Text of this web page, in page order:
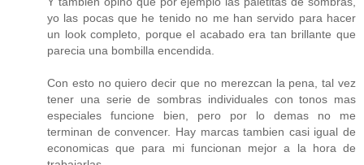
yo las pocas que he tenido no me han servido para hacer
un look completo, porque el acabado era tan brillante que
parecia una bombilla encendida.
Con esto no quiero decir que no merezcan la pena, tal vez
tener una serie de sombras individuales con tonos mas
especiales funcione bien, pero por lo demas no me
terminan de convencer. Hay marcas tambien casi igual de
economicas que para mi funcionan mejor a la hora de